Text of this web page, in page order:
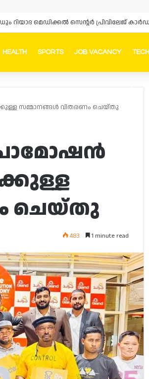
റിയാദ മെഡിക്കൽ സെന്റർ പ്രിവിലേജ്
HEALTH SPORTS JOB VACANCY
സമ്മാനങ്ങൾ വിതരണം ചെയ്തു
ചെയ്തു
483 1 minute read